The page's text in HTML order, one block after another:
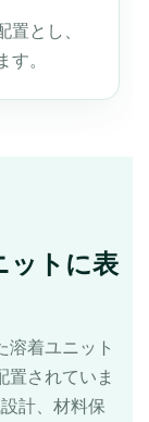
とし、
。
ットに表
溶着ユニット
置されていま
計、材料保